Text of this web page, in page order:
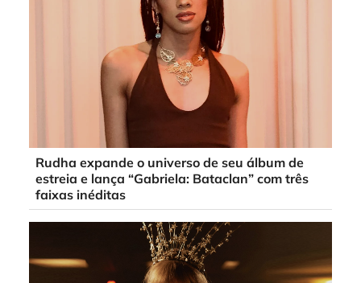
Rudha expande o universo de seu álbum de
estreia e lança “Gabriela: Bataclan” com três
faixas inéditas